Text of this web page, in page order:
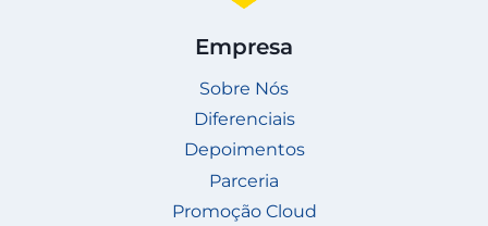
Empresa
Sobre Nós
Diferenciais
Depoimentos
Parceria
Promoção Cloud